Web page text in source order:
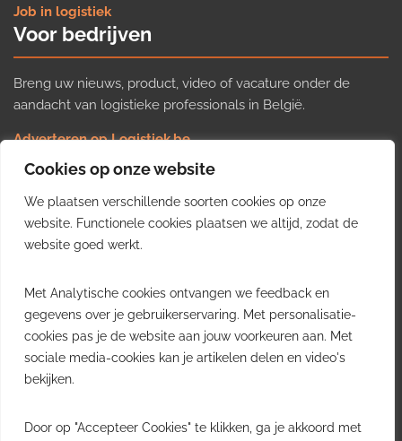
Cookies op onze website
We plaatsen verschillende soorten cookies op onze
website. Functionele cookies plaatsen we altijd, zodat de
website goed werkt.
Met Analytische cookies ontvangen we feedback en
gegevens over je gebruikerservaring. Met personalisatie-
cookies pas je de website aan jouw voorkeuren aan. Met
sociale media-cookies kan je artikelen delen en video's
bekijken.
Door op "Accepteer Cookies" te klikken, ga je akkoord met
Job in logistiek
Voor bedrijven
Breng uw nieuws, product, video of vacature onder de
aandacht van logistieke professionals in België.
Adverteren op Logistiek.be
Nieuws insturen
Uw video op Logistiek.TV
Job plaatsen
Gratis wekelijkse update
inzichten uit de Belgische logistieke sector in uw inbox.
Ontvang je gratis
wekelijkse update
Uitschrijven kan altijd.